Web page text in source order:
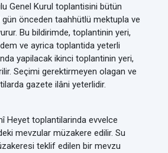
Genel Kurul toplantisini bütün
önceden taahhütlü mektupla ve
Bu bildirimde, toplantinin yeri,
ve ayrica toplantida yeterli
yapilacak ikinci toplantinin yeri,
Seçimi gerektirmeyen olagan ve
gazete ilâni yeterlidir.
Heyet toplantilarinda evvelce
mevzular müzakere edilir. Su
teklif edilen bir mevzu